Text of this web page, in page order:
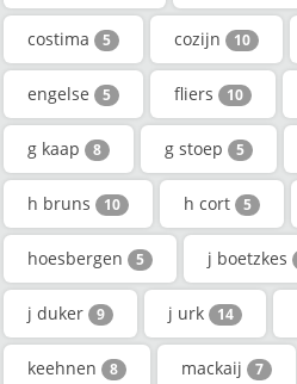
costima 5 cozijn 10
engelse 5 fliers 10
g kaap 8 g stoep 5
h bruns 10 h cort 5
hoesbergen 5 j boetzkes
j duker 9 j urk 14
keehnen 8 mackaij 7